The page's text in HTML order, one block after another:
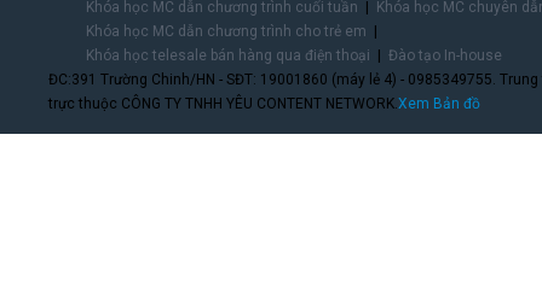
Khóa học MC dẫn chương trình cuối tuần
Khóa học MC chuyên
Khóa học MC dẫn chương trình cho trẻ em
Khóa học telesale bán hàng qua điện thoại
Đào tạo In-house
ĐC:391 Trường Chinh/HN - SĐT: 19001860 (máy lẻ 4) - 0985349755.
trực thuộc CÔNG TY TNHH YÊU CONTENT NETWORK.Xem Bản đồ